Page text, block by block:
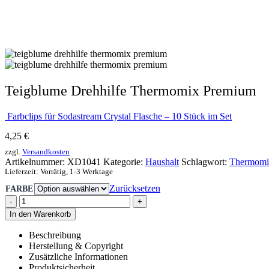
Teigblume Drehhilfe Thermomix Premium
Farbclips für Sodastream Crystal Flasche – 10 Stück im Set
4,25 €
zzgl. Versandkosten
Artikelnummer: XD1041 Kategorie: Haushalt Schlagwort:
Lieferzeit: Vorrätig, 1-3 Werktage
FARBE Zurücksetzen
-
+
In den Warenkorb
Beschreibung
Herstellung & Copyright
Zusätzliche Informationen